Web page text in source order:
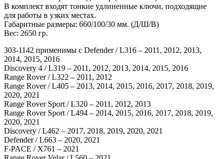
В комплект входят тонкие удлиненные ключи, подходящие
для работы в узких местах.
Габаритные размеры: 660/100/30 мм. (Д/Ш/В)
Вес: 2650 гр.
303-1142 применимы с Defender / L316 – 2011, 2012, 2013,
2014, 2015, 2016
Discovery 4 / L319 – 2011, 2012, 2013, 2014, 2015, 2016
Range Rover / L322 – 2011, 2012
Range Rover / L405 – 2013, 2014, 2015, 2016, 2017, 2018, 2019,
2020, 2021
Range Rover Sport / L320 – 2011, 2012, 2013
Range Rover Sport / L494 – 2014, 2015, 2016, 2017, 2018, 2019,
2020, 2021
Discovery / L462 – 2017, 2018, 2019, 2020, 2021
Defender / L663 – 2020, 2021
F-PACE / X761 – 2021